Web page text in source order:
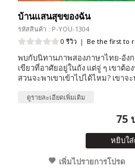
บ้านแสนสุขของฉัน
รหัสสินค้า : P-YOU-1304
0 รีวิว | Be the first to
พบกับนิทานภาพสองภาษาไทย-อัง
เขียวที่อาศัยอยู่ในถัง แต่จู่ ๆ เขาต้
สวนจะพาเขาเข้าไปได้ไหม? เขา
ดูรายละเอียดเพิ่มเติม
75
หยิบใ
เพิ่มไปรายการโปรด